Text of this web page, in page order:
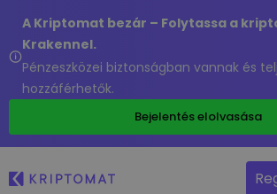
A Kriptomat bezár – Folytassa a
Krakennel.
Pénzeszközei biztonságban vannak és
hozzáférhetők.
Bejelentés elolvasása